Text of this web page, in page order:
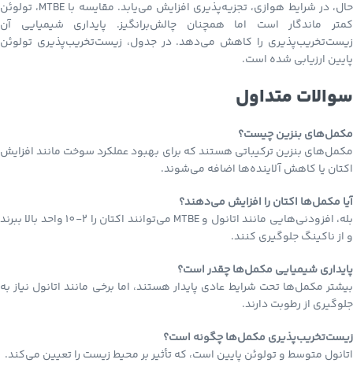
حال، در شرایط هوازی، تجزیه‌پذیری افزایش می‌یابد. مقایسه با MTBE، تولوئن
کمتر ماندگار است اما همچنان چالش‌برانگیز. پایداری شیمیایی آن
زیست‌تخریب‌پذیری را کاهش می‌دهد. در جدول، زیست‌تخریب‌پذیری تولوئن
پایین ارزیابی شده است.
سوالات متداول
مکمل‌های بنزین چیست؟
مکمل‌های بنزین ترکیباتی هستند که برای بهبود عملکرد سوخت مانند افزایش
اکتان یا کاهش آلاینده‌ها اضافه می‌شوند.
آیا مکمل‌ها اکتان را افزایش می‌دهند؟
بله، افزودنی‌هایی مانند اتانول و MTBE می‌توانند اکتان را 2-10 واحد بالا ببرند
و از ناکینگ جلوگیری کنند.
پایداری شیمیایی مکمل‌ها چقدر است؟
بیشتر مکمل‌ها تحت شرایط عادی پایدار هستند، اما برخی مانند اتانول نیاز به
جلوگیری از رطوبت دارند.
زیست‌تخریب‌پذیری مکمل‌ها چگونه است؟
اتانول متوسط و تولوئن پایین است، که تأثیر بر محیط زیست را تعیین می‌کند.